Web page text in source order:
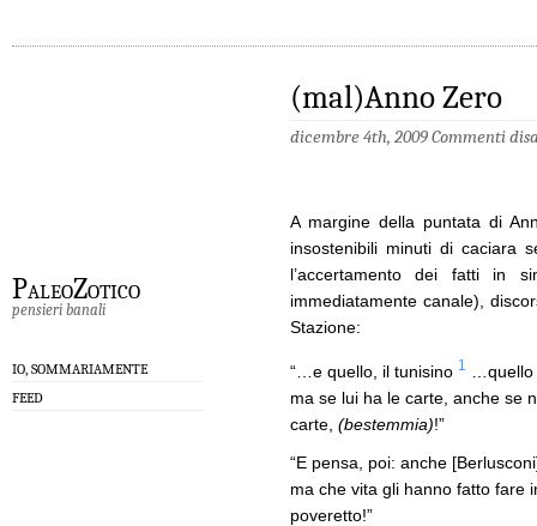
PaleoZotico
pensieri banali
IO, SOMMARIAMENTE
FEED
(mal)Anno Zero
dicembre 4th, 2009Commenti
A margine della puntata di
insostenibili minuti di caciara
l’accertamento dei fatti in
immediatamente canale),
Stazione:
“…e quello, il tunisino 1
…quello
ma se lui ha le carte, anche se
carte, (bestemmia)!”
“E pensa, poi: anche
ma che vita gli hanno fatto fare
poveretto!”